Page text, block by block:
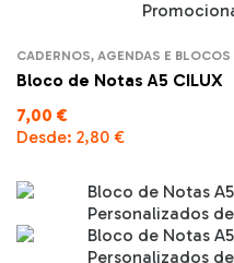
CADERNOS, AGENDAS E BLOCOS
Bloco de Notas A5 CILUX
7,00 €
Desde: 2,80 €